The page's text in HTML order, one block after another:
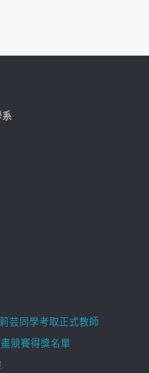
芸同學考取正式教師
競賽得獎名單